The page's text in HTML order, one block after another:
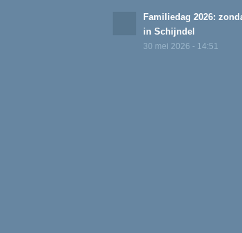
Familiedag 2026:
in Schijndel
30 mei 2026 - 14:51